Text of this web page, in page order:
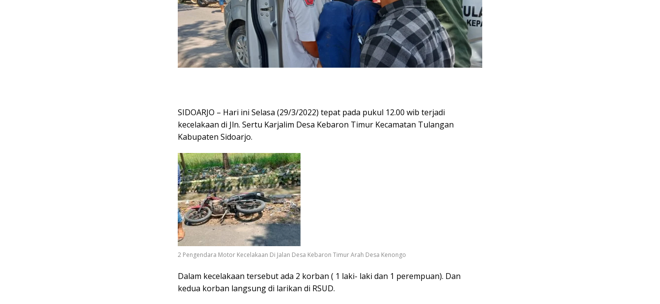
SIDOARJO – Hari ini Selasa (29/3/2022) tepat pada pukul 12.00 wib terjadi
kecelakaan di Jln. Sertu Karjalim Desa Kebaron Timur Kecamatan Tulangan
Kabupaten Sidoarjo.
2 Pengendara Motor Kecelakaan Di Jalan Desa Kebaron Timur Arah Desa Kenongo
Dalam kecelakaan tersebut ada 2 korban ( 1 laki- laki dan 1 perempuan). Dan
kedua korban langsung di larikan di RSUD.